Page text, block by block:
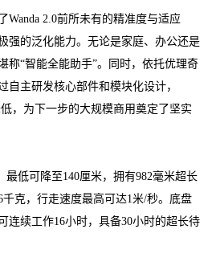
2.0前所未有的精准度与适应
强的泛化能力。无论是家庭、办公还是
称“智能全能助手”。同时，依托优理奇
自主研发核心部件和模块化设计，
，为下一步的大规模商用奠定了坚实
低可降至140厘米，拥有982毫米超长
克，行走速度最高可达1米/秒。底盘
连续工作16小时，具备30小时的超长待